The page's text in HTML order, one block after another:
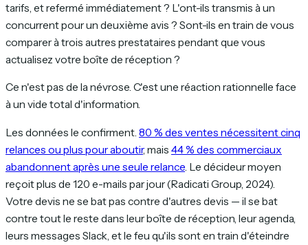
tarifs, et refermé immédiatement ? L'ont-ils transmis à un
concurrent pour un deuxième avis ? Sont-ils en train de vous
comparer à trois autres prestataires pendant que vous
actualisez votre boîte de réception ?
Ce n'est pas de la névrose. C'est une réaction rationnelle face
à un vide total d'information.
Les données le confirment. 80 % des ventes nécessitent cinq
relances ou plus pour aboutir, mais 44 % des commerciaux
abandonnent après une seule relance . Le décideur moyen
reçoit plus de 120 e-mails par jour (Radicati Group, 2024).
Votre devis ne se bat pas contre d'autres devis — il se bat
contre tout le reste dans leur boîte de réception, leur agenda,
leurs messages Slack, et le feu qu'ils sont en train d'éteindre